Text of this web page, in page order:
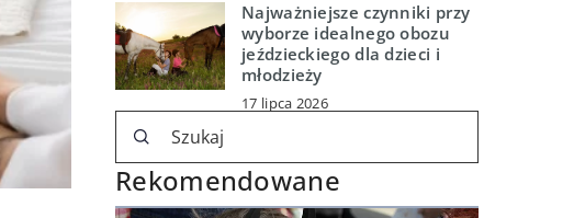
Najważniejsze czynniki przy
wyborze idealnego obozu
jeździeckiego dla dzieci i
młodzieży
17 lipca 2026
Rekomendowane